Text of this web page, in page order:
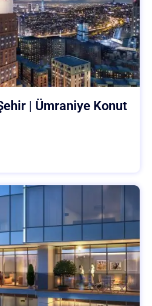
| Ümraniye Konut